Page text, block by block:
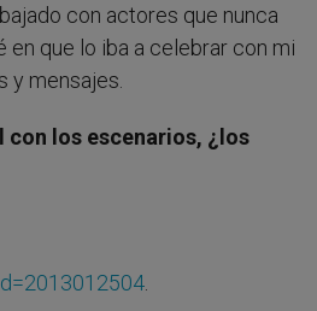
con actores que nunca
en que lo iba a celebrar con mi
y mensajes.
con los escenarios, ¿los
.